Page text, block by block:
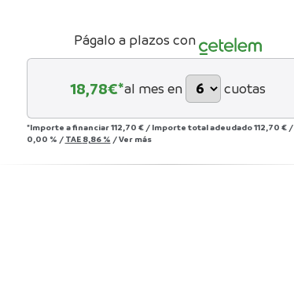
Págalo a plazos con
18,78€*al mes en cuotas
*Importe a financiar112,70 € / Importe total adeudado112,70 €/
0,00 % / TAE 8,86 % /Ver más